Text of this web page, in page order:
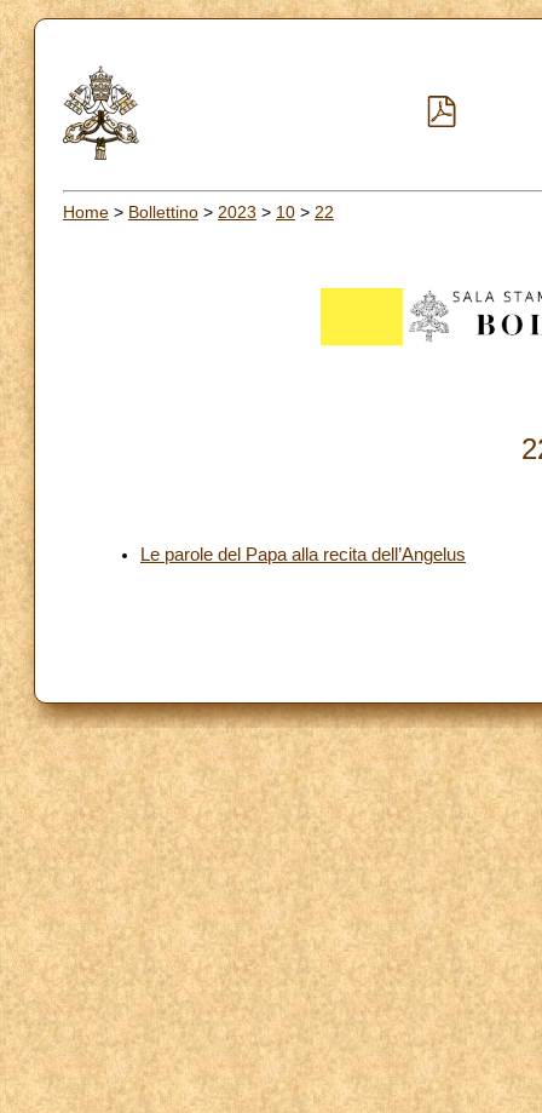
Home > Bollettino > 2023 > 10 > 22
Le parole del Papa alla recita dell’Angelus